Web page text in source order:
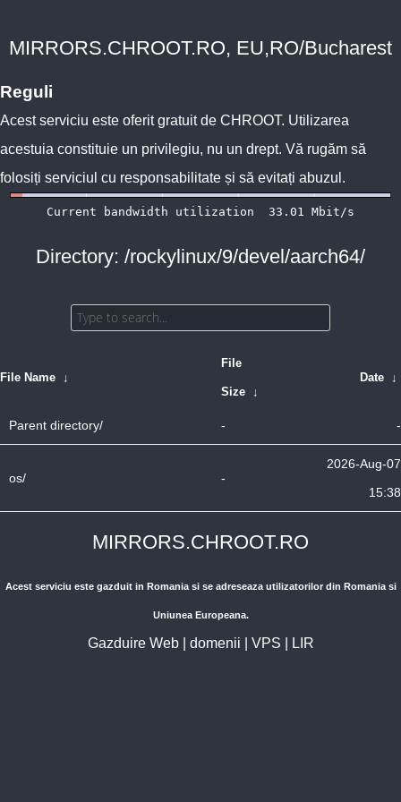
MIRRORS.CHROOT.RO, EU,RO/Bucharest
Reguli
Acest serviciu este oferit gratuit de CHROOT. Utilizarea
acestuia constituie un privilegiu, nu un drept. Vă rugăm să
folosiți serviciul cu responsabilitate și să evitați abuzul.
Directory: /rockylinux/9/devel/aarch64/
File Name ↓
File
Size ↓
Date ↓
Parent directory/ - -
os/ -
2026-Aug-07
15:38
MIRRORS.CHROOT.RO
Acest serviciu este gazduit in Romania si se adreseaza utilizatorilor din Romania si
Uniunea Europeana.
Gazduire Web| domenii VPS LIR